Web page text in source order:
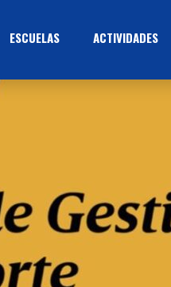
ESCUELAS ACTIVIDADES